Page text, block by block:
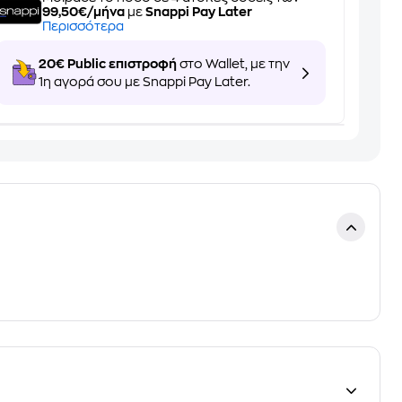
99,50€/μήνα μεSnappi Pay Later
Περισσότερα
20€ Public επιστροφή στο Wallet, με την
1η αγορά σου με Snappi Pay Later.